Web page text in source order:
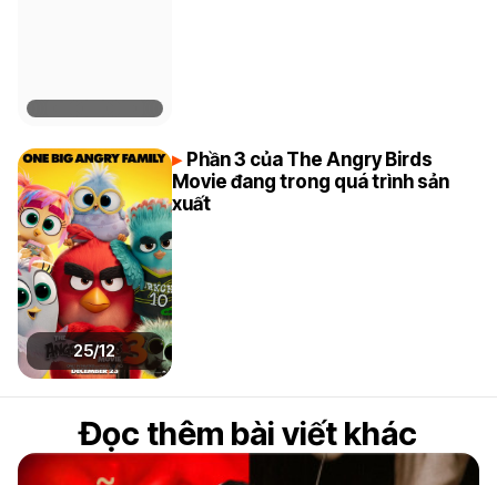
25/12
Phần 3 của The Angry Birds
Movie đang trong quá trình sản
xuất
Đọc thêm bài viết khác